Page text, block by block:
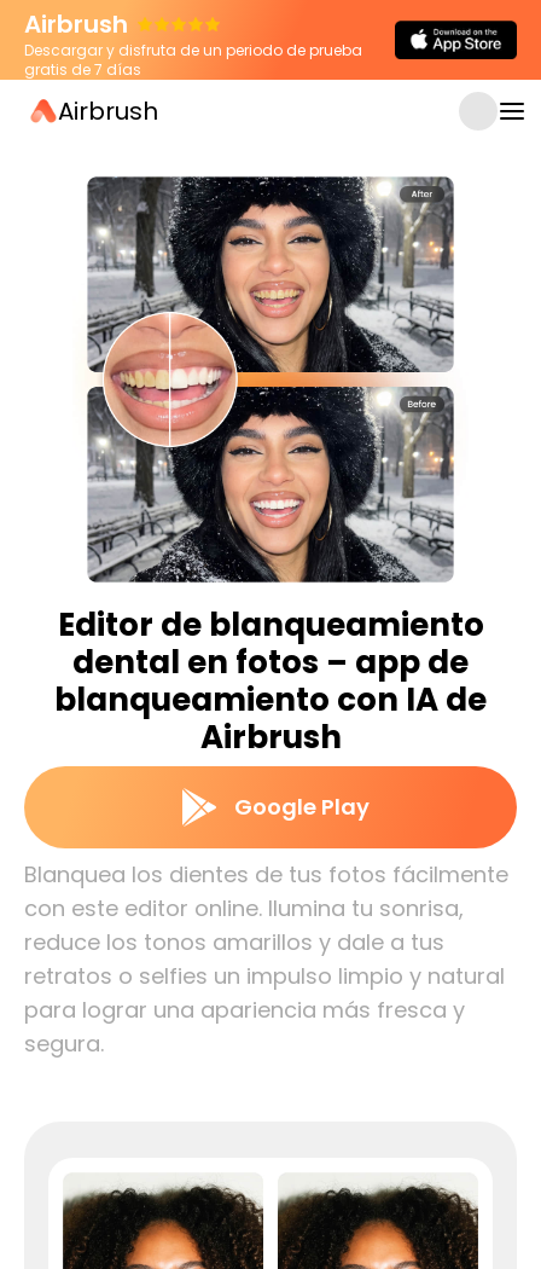
Airbrush
Descargar y disfruta de un periodo de prueba
gratis de 7 días
Airbrush
Editor de blanqueamiento
dental en fotos – app de
blanqueamiento con IA de
Airbrush
Blanquea los dientes de tus fotos fácilmente
con este editor online. Ilumina tu sonrisa,
reduce los tonos amarillos y dale a tus
retratos o selfies un impulso limpio y natural
para lograr una apariencia más fresca y
segura.
Google Play